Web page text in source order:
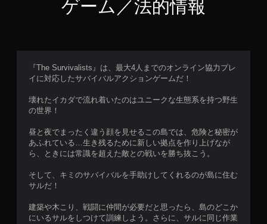
ゲーム／法的情報
『The Survivalists』は、最大4人までのオンライン協力プレ
イに対応したサバイバルアクションゲームだ！
壊れたイカダで流れ着いたのはユニークな生態系を持つ野生
の世界！
昼と夜でまったく違う顔を見せるこの島では、危険と秘密が
あふれている…生き残るために新しい拠点を作り上げなが
ら、ときには常識を超えた敵との戦いを勝ち抜こう。
そして、キミのサバイバルを手助けしてくれるのが島に住む
サルだ！
建築や木こり、戦闘に仲間が必要だと思ったら、島のどこか
にいるサルをしつけて訓練しよう。さらに、サルに同じ作業